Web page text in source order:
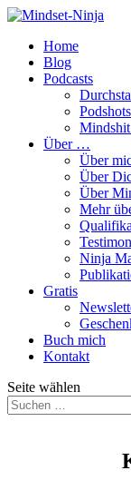
Home
Blog
Podcasts
Podshots
Über …
Über
Über
Über
Mehr
Ninja
Gratis
Buch mich
Kontakt
Seite wählen